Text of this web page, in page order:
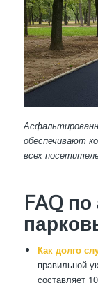
обеспечивают
всех
FAQ
Как долго
правильной
составляет